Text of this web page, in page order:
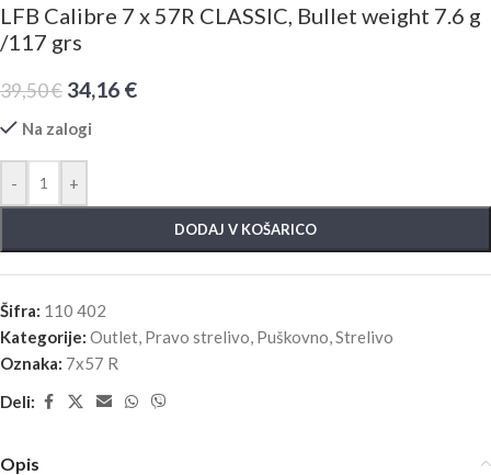
LFB Calibre 7 x 57R CLASSIC, Bullet weight 7.6 g
/117 grs
39,50€ 34,16 €
Na zalogi
- +
DODAJ V KOŠARICO
Šifra: 110 402
Kategorije: Outlet Pravo strelivo Puškovno Strelivo
Oznaka: 7x57 R
Deli:
Opis